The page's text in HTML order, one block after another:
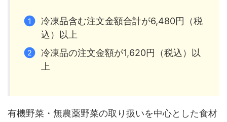
冷凍品含む注文金額合計が6,480円（税
込）以上
冷凍品の注文金額が1,620円（税込）以
上
有機野菜・無農薬野菜の取り扱いを中心とした食材